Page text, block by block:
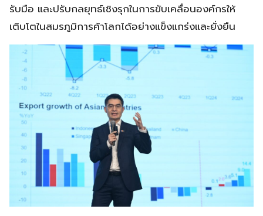
รับมือ และปรับกลยุทธ์เชิงรุกในการขับเคลื่อนองค์กรให้
เติบโตในสมรภูมิการค้าโลกได้อย่างแข็งแกร่งและยั่งยืน